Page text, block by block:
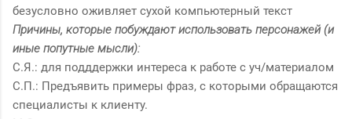
безусловно оживляет сухой компьютерный текст
Причины, которые побуждают использовать персонажей (и
иные попутные мысли):
С.Я.: для подддержки интереса к работе с уч/материалом
С.П.: Предъявить примеры фраз, с которыми обращаются
специалисты к клиенту.